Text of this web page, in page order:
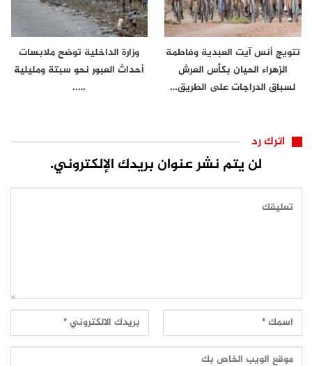
تتويج أنس آيت العبدية وفاطمة
الزهراء الحيان بكأس العرش
لسباق الدراجات على الطريق…
وزارة الداخلية توضح ملابسات
أحداث العبور نحو سبتة ومليلية
…..
اترك رد
لن يتم نشر عنوان بريدك الإلكتروني.